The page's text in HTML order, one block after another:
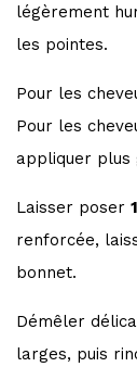
légèrement
les pointes.
Pour les
Pour les
appliquer plus
Laisser poser
renforcée,
bonnet.
Démêler
larges, puis